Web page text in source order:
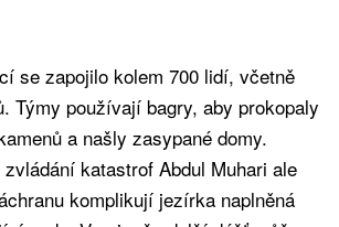
se zapojilo kolem 700 lidí, včetně
Týmy používají bagry, aby prokopaly
a našly zasypané domy.
katastrof Abdul Muhari ale
komplikují jezírka naplněná